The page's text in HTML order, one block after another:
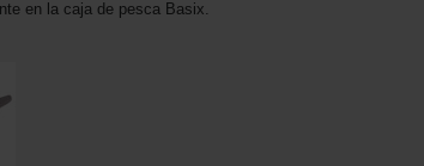
en la caja de pesca Basix.